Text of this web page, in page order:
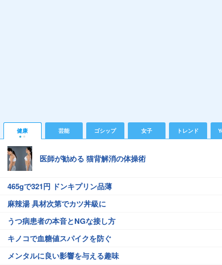
健康 芸能 ゴシップ 女子 トレンド
医師が勧める 猫背解消の体操術
465gで321円 ドンキプリン品薄
麻辣湯 具材次第でカツ丼級に
うつ病患者の本音とNGな接し方
キノコで血糖値スパイクを防ぐ
メンタルに良い影響を与える趣味